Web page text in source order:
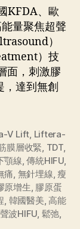
KFDA、歐
量聚焦超聲
）
）技
面，刺激膠
達到無創
V Lift, Liftera-
膜層收緊, TDT,
顎線,傳統HIFU,
痛, 無針埋線, 瘦
原增生, 膠原蛋
, 韓國醫美,高能
波HIFU, 鬆弛,